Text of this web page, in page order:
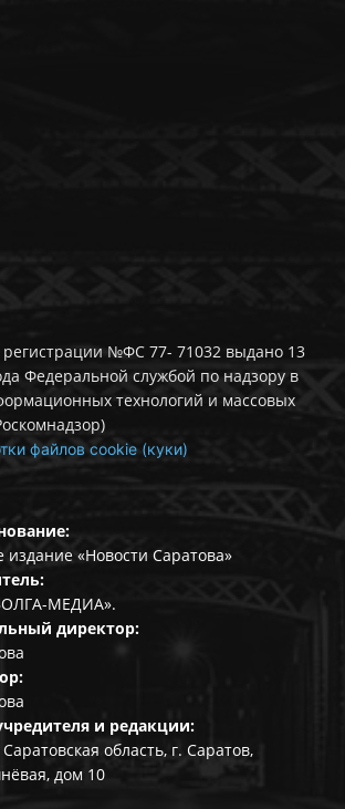
регистрации №ФС 77- 71032 выдано 13
Федеральной службой по надзору в
технологий и массовых
файлов cookie (куки)
издание «Новости Саратова»
МЕДИА».
директор:
и редакции:
область, г. Саратов,
дом 10